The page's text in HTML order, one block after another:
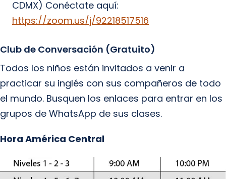
CDMX) Conéctate aquí:
https://zoom.us/j/92218517516
Club de Conversación (Gratuito)
Todos los niños están invitados a venir a
practicar su inglés con sus compañeros de todo
el mundo. Busquen los enlaces para entrar en los
grupos de WhatsApp de sus clases.
Hora América Central